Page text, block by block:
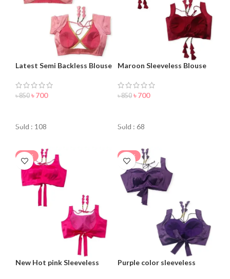
Latest Semi Backless Blouse
৳850 ৳700
Sold : 108
Maroon Sleeveless Blouse
৳850 ৳700
Sold : 68
-24%
New Hot pink Sleeveless
-15%
Purple color sleeveless